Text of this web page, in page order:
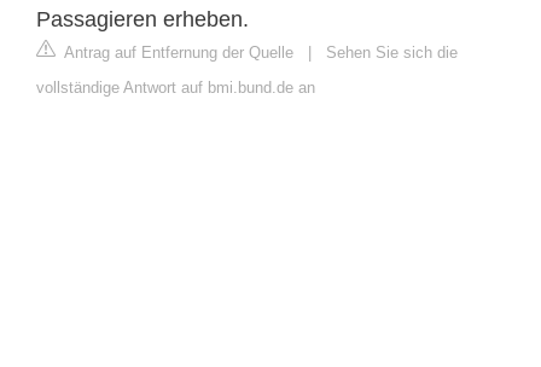
Passagieren erheben.
Antrag auf Entfernung der Quelle | Sehen Sie sich die
vollständige Antwort auf bmi.bund.de an